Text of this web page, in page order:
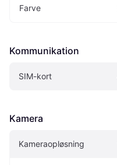
Farve
Kommunikation
SIM-kort
Kamera
Kameraopløsning